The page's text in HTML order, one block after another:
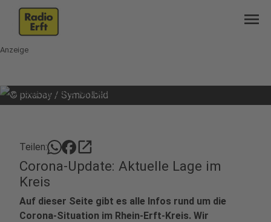
menu
Anzeige
© pixabay / Symbolbild
Teilen: open_in_new
Corona-Update: Aktuelle Lage im
Kreis
Auf dieser Seite gibt es alle Infos rund um die
Corona-Situation im Rhein-Erft-Kreis. Wir